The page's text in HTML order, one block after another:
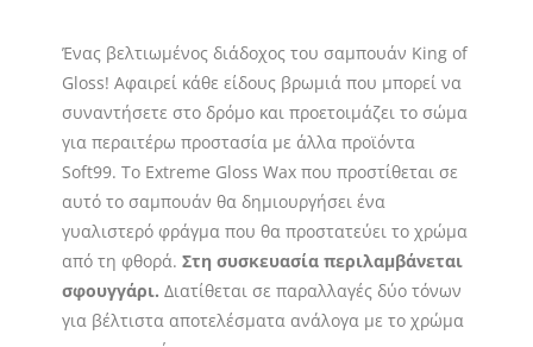
Ένας βελτιωμένος διάδοχος του σαμπουάν King of
Gloss! Αφαιρεί κάθε είδους βρωμιά που μπορεί να
συναντήσετε στο δρόμο και προετοιμάζει το σώμα
για περαιτέρω προστασία με άλλα προϊόντα
Soft99. Το Extreme Gloss Wax που προστίθεται σε
αυτό το σαμπουάν θα δημιουργήσει ένα
γυαλιστερό φράγμα που θα προστατεύει το χρώμα
από τη φθορά.Στη συσκευασία περιλαμβάνεται
σφουγγάρι.Διατίθεται σε παραλλαγές δύο τόνων
για βέλτιστα αποτελέσματα ανάλογα με το χρώμα